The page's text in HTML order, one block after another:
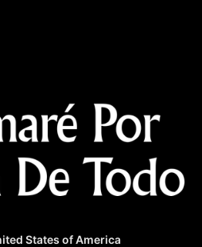
at an
States of America